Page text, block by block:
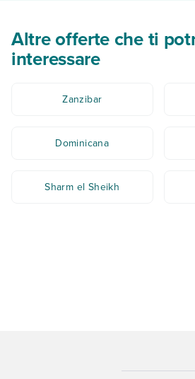
Altre offerte che ti
interessare
Zanzibar
Dominicana
Sharm el Sheikh